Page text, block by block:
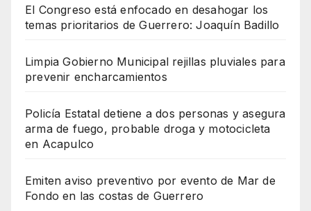
El Congreso está enfocado en desahogar los
temas prioritarios de Guerrero: Joaquín Badillo
Limpia Gobierno Municipal rejillas pluviales para
prevenir encharcamientos
Policía Estatal detiene a dos personas y asegura
arma de fuego, probable droga y motocicleta
en Acapulco
Emiten aviso preventivo por evento de Mar de
Fondo en las costas de Guerrero